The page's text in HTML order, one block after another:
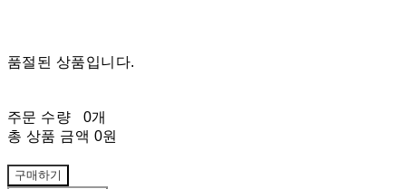
품절된 상품입니다.
주문 수량
0개
총 상품 금액 0원
구매하기